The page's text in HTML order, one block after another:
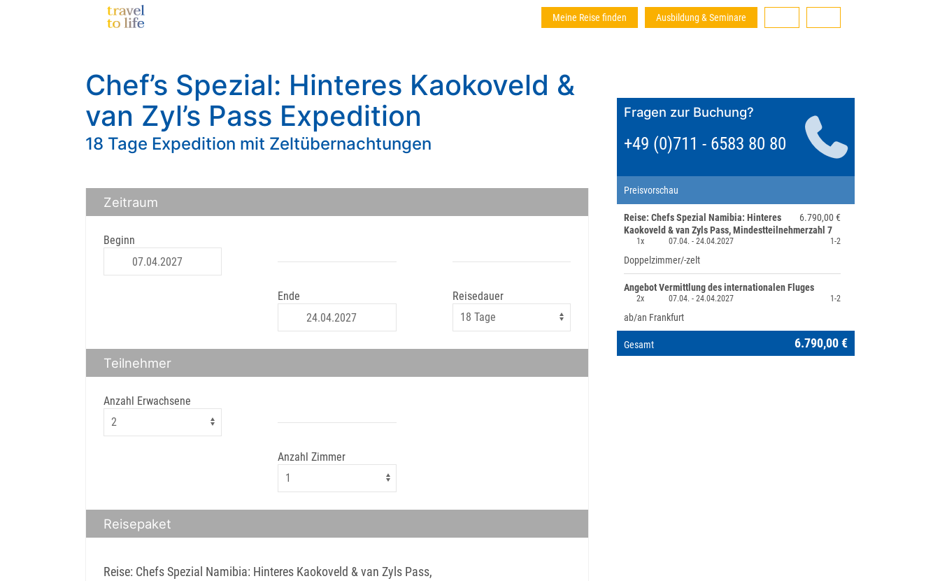
Meine Reise finden Ausbildung & Seminare
Chef’s Spezial: Hinteres Kaokoveld &
van Zyl’s Pass Expedition
18 Tage Expedition mit Zeltübernachtungen
Zeitraum
Beginn
Ende Reisedauer
Teilnehmer
Anzahl Erwachsene
Anzahl Zimmer
Reisepaket
Reise: Chefs Spezial Namibia: Hinteres Kaokoveld & van Zyls Pass,
Fragen zur Buchung?
+49 (0)711 - 6583 80 80
Preisvorschau
6.790,00 €
Reise: Chefs Spezial Namibia: Hinteres
Kaokoveld & van Zyls Pass, Mindestteilnehmerzahl 7
1x 07.04. -24.04.2027 1-2
Doppelzimmer/-zelt
Angebot Vermittlung des internationalen Fluges
2x 07.04. -24.04.2027 1-2
ab/an Frankfurt
Gesamt 6.790,00 €